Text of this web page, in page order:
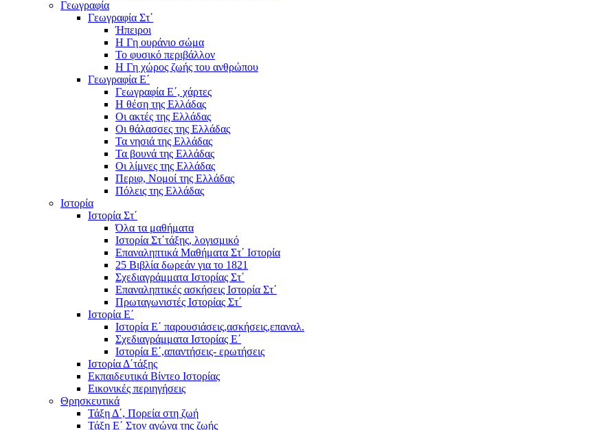
Γεωγραφία
Γεωγραφία Στ΄
Ήπειροι
Η Γη ουράνιο σώμα
Το φυσικό περιβάλλον
Η Γη χώρος ζωής του ανθρώπου
Γεωγραφία Ε΄
Γεωγραφία Ε΄, χάρτες
Η θέση της Ελλάδας
Οι ακτές της Ελλάδας
Οι θάλασσες της Ελλάδας
Τα νησιά της Ελλάδας
Τα βουνά της Ελλάδας
Οι λίμνες της Ελλάδας
Περιφ, Νομοί της Ελλάδας
Πόλεις της Ελλάδας
Ιστορία
Ιστορία Στ΄
Όλα τα μαθήματα
Ιστορία Στ΄τάξης, λογισμικό
Επαναληπτικά Μαθήματα Στ΄ Ιστορία
25 Βιβλία δωρεάν για το 1821
Σχεδιαγράμματα Ιστορίας Στ΄
Επαναληπτικές ασκήσεις Ιστορία Στ΄
Πρωταγωνιστές Ιστορίας Στ΄
Ιστορία Ε΄
Ιστορία Ε΄ παρουσιάσεις,ασκήσεις,επαναλ.
Σχεδιαγράμματα Ιστορίας Ε΄
Ιστορία Ε΄,απαντήσεις- ερωτήσεις
Ιστορία Δ΄τάξης
Εκπαιδευτικά Βίντεο Ιστορίας
Εικονικές περιηγήσεις
Θρησκευτικά
Τάξη Δ΄, Πορεία στη ζωή
Τάξη Ε΄ Στον αγώνα της ζωής